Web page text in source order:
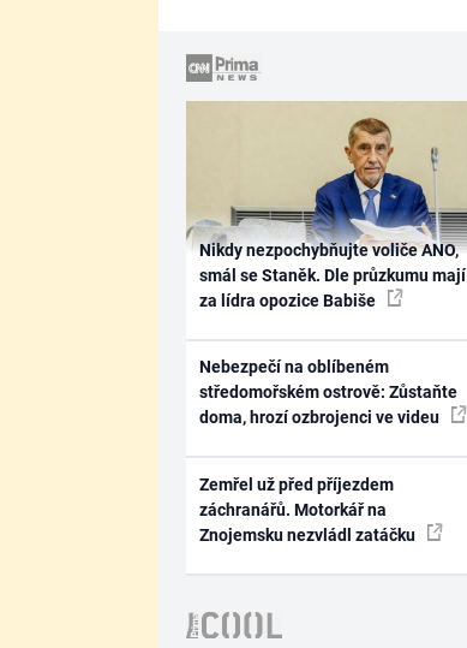
Nikdy nezpochybňujte voliče ANO,
smál se Staněk. Dle průzkumu mají
za lídra opozice Babiše
Nebezpečí na oblíbeném
středomořském ostrově: Zůstaňte
doma, hrozí ozbrojenci ve videu
Zemřel už před příjezdem
záchranářů. Motorkář na
Znojemsku nezvládl zatáčku